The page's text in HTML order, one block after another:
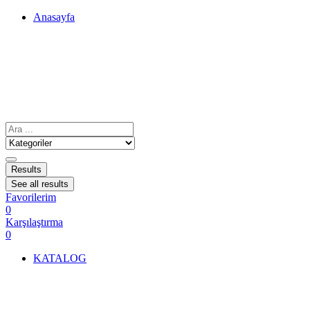
Anasayfa
Results
See all results
Favorilerim
0
Karşılaştırma
0
KATALOG